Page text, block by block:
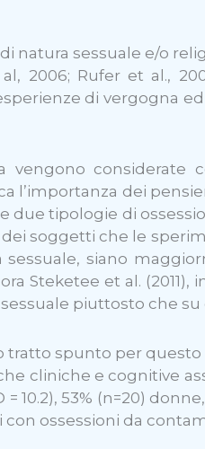
natura sessuale e/o
2006; Rufer et al.,
di vergogna
vengono
dei
tipologie di
soggetti che le
siano
Steketee et al.
piuttosto che
spunto per questo
cliniche e cognitive
10.2), 53% (n=20)
ossessioni da